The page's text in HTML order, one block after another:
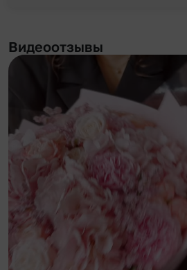
Видеоотзывы